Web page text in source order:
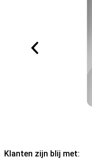
Klanten zijn blij met: